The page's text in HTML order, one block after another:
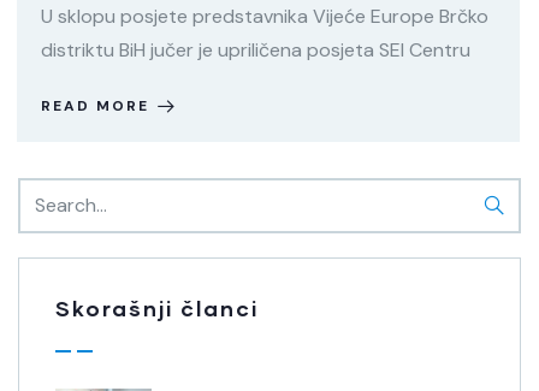
U sklopu posjete predstavnika Vijeće Europe Brčko
distriktu BiH jučer je upriličena posjeta SEI Centru
READ MORE
Skorašnji članci